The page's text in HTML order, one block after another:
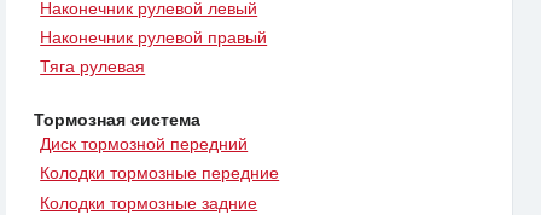
Наконечник рулевой левый
Наконечник рулевой правый
Тяга рулевая
Тормозная система
Диск тормозной передний
Колодки тормозные передние
Колодки тормозные задние